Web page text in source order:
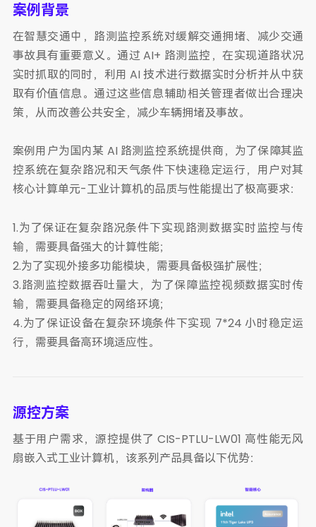
案例背景
在智慧交通中，路测监控系统对缓解交通拥堵、减少交通
事故具有重要意义。通过 AI+ 路测监控，在实现道路状况
实时抓取的同时，利用 AI 技术进行数据实时分析并从中获
取有价值信息。通过这些信息辅助相关管理者做出合理决
策，从而改善公共安全，减少车辆拥堵及事故。
案例用户为国内某 AI 路测监控系统提供商，为了保障其监
控系统在复杂路况和天气条件下快速稳定运行，用户对其
核心计算单元-工业计算机的品质与性能提出了极高要求：
1.为了保证在复杂路况条件下实现路测数据实时监控与传
输，需要具备强大的计算性能；
2.为了实现外接多功能模块，需要具备极强扩展性；
3.路测监控数据吞吐量大，为了保障监控视频数据实时传
输，需要具备稳定的网络环境；
4.为了保证设备在复杂环境条件下实现 7*24 小时稳定运
行，需要具备高环境适应性。
源控方案
基于用户需求，源控提供了 CIS-PTLU-LW01 高性能无风
扇嵌入式工业计算机，该系列产品具备以下优势：